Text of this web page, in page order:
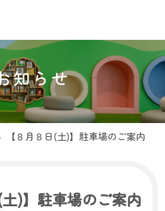
知らせ
【８月８日(土)】駐車場のご案内
土)】駐車場のご案内